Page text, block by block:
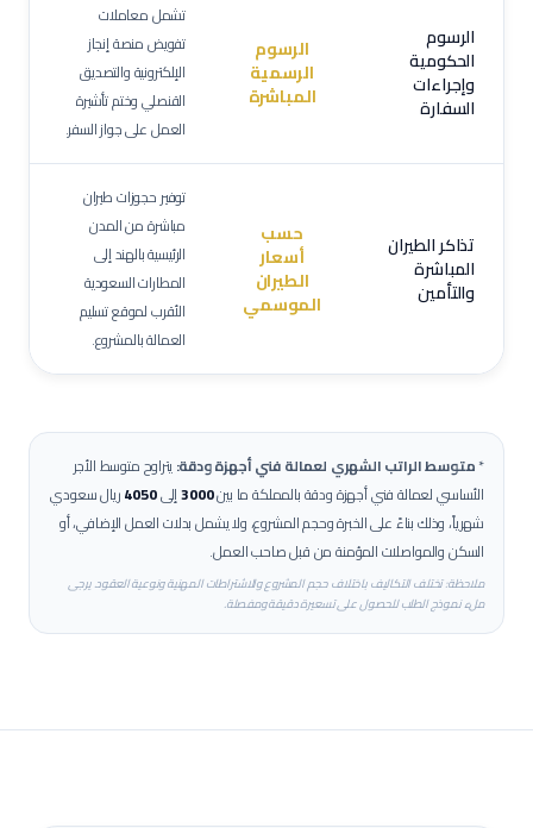
الرسوم
الحكومية
وإجراءات
السفارة
الرسوم
الرسمية
المباشرة
تشمل معاملات
تفويض منصة إنجاز
الإلكترونية والتصديق
القنصلي وختم تأشيرة
العمل على جواز السفر.
تذاكر الطيران
المباشرة
والتأمين
حسب
أسعار
الطيران
الموسمي
توفير حجوزات طيران
مباشرة من المدن
الرئيسية بالهند إلى
المطارات السعودية
الأقرب لموقع تسليم
العمالة بالمشروع.
*متوسط الراتب الشهري لعمالةفني أجهزة ودقة:يتراوح متوسط الأجر
الأساسي لعمالةفني أجهزة ودقةبالمملكة ما بين3000إلى4050ريال سعودي
شهرياً، وذلك بناءً على الخبرة وحجم المشروع، ولا يشمل بدلات العمل الإضافي، أو
السكن والمواصلات المؤمنة من قبل صاحب العمل.
ملاحظة: تختلف التكاليف باختلاف حجم المشروع والاشتراطات المهنية ونوعية العقود. يرجى
ملء نموذج الطلب للحصول على تسعيرة دقيقة ومفصلة.